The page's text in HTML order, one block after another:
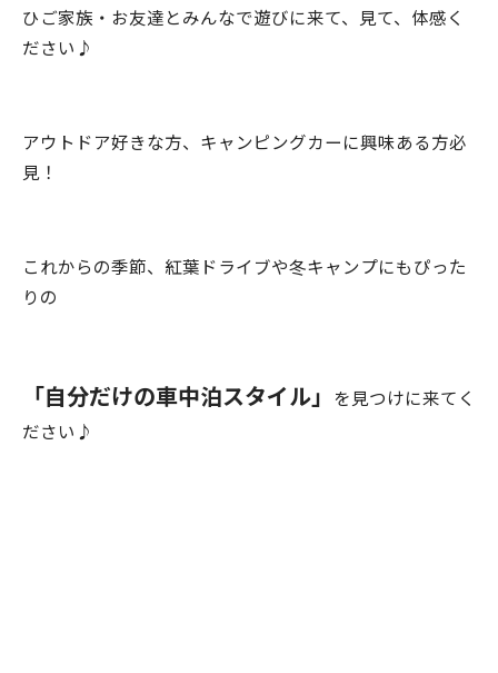
ひご家族・お友達とみんなで遊びに来て、見て、体感く
ださい♪
アウトドア好きな方、キャンピングカーに興味ある方必
見！
これからの季節、紅葉ドライブや冬キャンプにもぴった
りの
「自分だけの車中泊スタイル」
を見つけに来てく
ださい♪